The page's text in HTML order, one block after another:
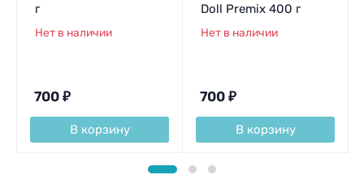
г
Нет в наличии
700 ₽
В корзину
Doll Premix 400 г
Нет в наличии
700 ₽
В корзину